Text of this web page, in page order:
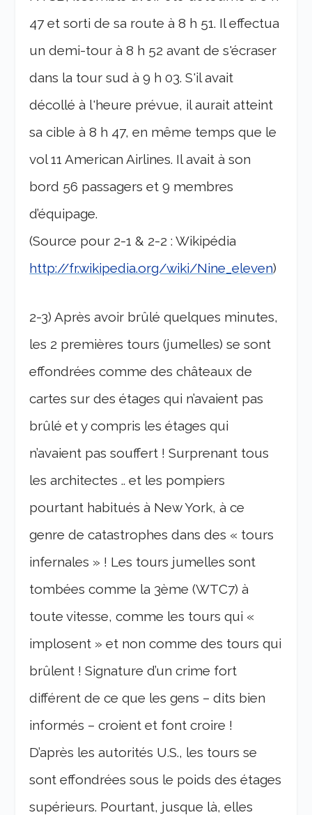
47 et sorti de sa route à 8 h 51. Il effectua
un demi-tour à 8 h 52 avant de s'écraser
dans la tour sud à 9 h 03. S'il avait
décollé à l'heure prévue, il aurait atteint
sa cible à 8 h 47, en même temps que le
vol 11 American Airlines. Il avait à son
bord 56 passagers et 9 membres
d’équipage.
(Source pour 2-1 & 2-2 : Wikipédia
http://fr.wikipedia.org/wiki/Nine_eleven)
2-3) Après avoir brûlé quelques minutes,
les 2 premières tours (jumelles) se sont
effondrées comme des châteaux de
cartes sur des étages qui n’avaient pas
brûlé et y compris les étages qui
n’avaient pas souffert ! Surprenant tous
les architectes .. et les pompiers
pourtant habitués à New York, à ce
genre de catastrophes dans des « tours
infernales » ! Les tours jumelles sont
tombées comme la 3ème (WTC7) à
toute vitesse, comme les tours qui «
implosent » et non comme des tours qui
brûlent ! Signature d’un crime fort
différent de ce que les gens – dits bien
informés – croient et font croire !
D’après les autorités U.S., les tours se
sont effondrées sous le poids des étages
supérieurs. Pourtant, jusque là, elles